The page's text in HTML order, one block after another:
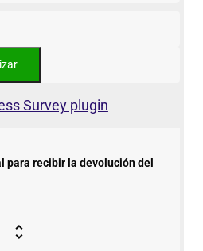
Survey plugin
para recibir la devolución del